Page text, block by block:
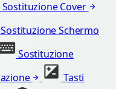
Sostituzione Cover
Sostituzione Schermo
Sostituzione
Tasti